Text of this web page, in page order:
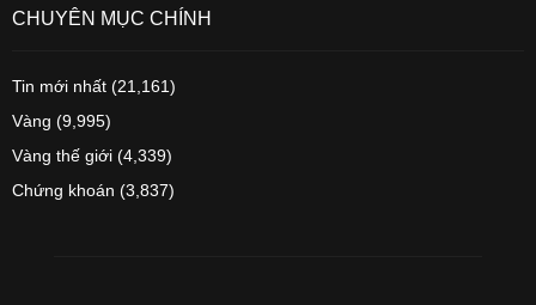
CHUYÊN MỤC CHÍNH
Tin mới nhất (21,161)
Vàng (9,995)
Vàng thế giới (4,339)
Chứng khoán (3,837)